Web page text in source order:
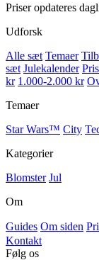
Priser opdateres
Udforsk
Alle sæt Temaer
sæt Julekalender
kr 1.000-2.000 kr
Temaer
Star Wars™ City
Kategorier
Blomster Jul
Om
Guides Om siden
Kontakt
Følg os